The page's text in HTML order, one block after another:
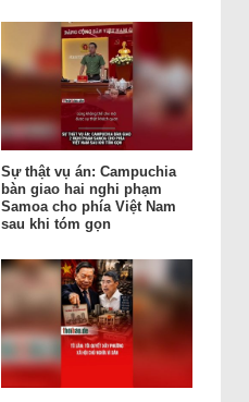
Sự thật vụ án: Campuchia
bàn giao hai nghi phạm
Samoa cho phía Việt Nam
sau khi tóm gọn